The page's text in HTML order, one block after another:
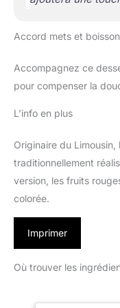
Accord mets et boisson
Accompagnez ce
pour compenser la
L’info en plus
Originaire du
traditionnellement
version, les fruits
colorée.
Imprimer
Où trouver les